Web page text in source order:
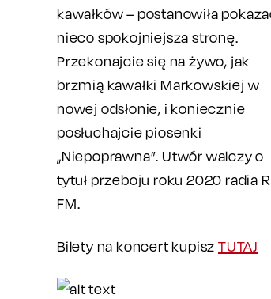
kawałków – postanowiła
nieco spokojniejsza stronę.
Przekonajcie się na żywo, jak
brzmią kawałki Markowskiej w
nowej odsłonie, i koniecznie
posłuchajcie piosenki
„Niepoprawna”. Utwór walczy o
tytuł przeboju roku 2020 radia
FM.
Bilety na koncert kupiszTUTAJ